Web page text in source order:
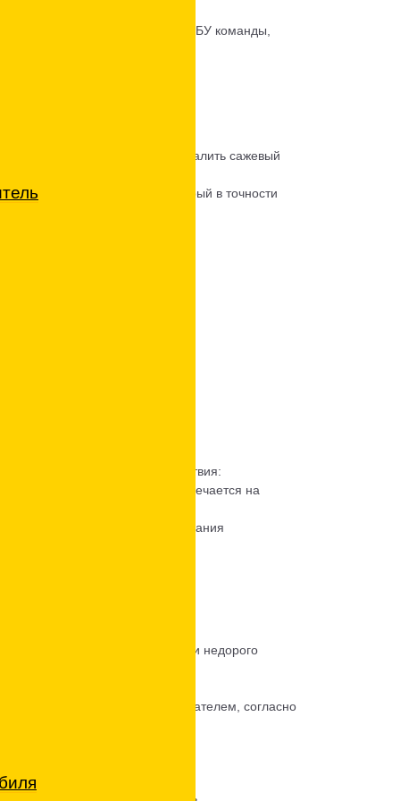
устанавливают в ЭБУ команды,
в очистке.
физически и программно удалить сажевый
эмулятора, обманки, который в точности
блок управления.
по принципу действия:
вариант, более часто встречается на
воздействием впрыска и сгорания
от частных лиц – быстро и недорого
сделать это качественно.
блок управления двигателем, согласно
никогда не побеспокоит.